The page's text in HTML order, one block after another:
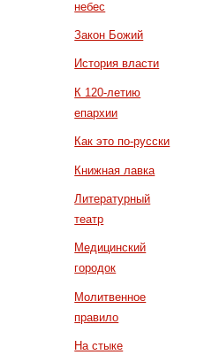
небес
Закон Божий
История власти
К 120-летию
епархии
Как это по-русски
Книжная лавка
Литературный
театр
Медицинский
городок
Молитвенное
правило
На стыке